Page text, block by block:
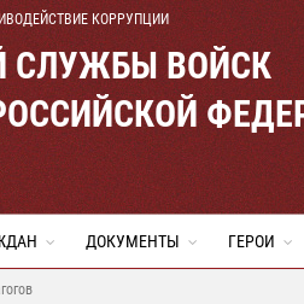
КОРРУПЦИИ
СЛУЖБЫ ВОЙСК
ДОКУМЕНТЫ ГЕРОИ